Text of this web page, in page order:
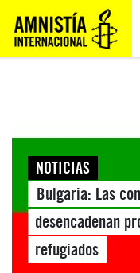
NOTICIAS
Bulgaria: Las
desencadenan
refugiados